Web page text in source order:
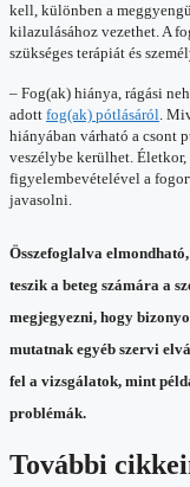
kell, különben a
kilazulásához vezethet. A
szükséges terápiát és
– Fog(ak) hiánya, rágási
adott fog(ak) pótlásáról.
hiányában várható a csont
veszélybe kerülhet.
figyelembevételével a
javasolni.
Összefoglalva
teszik a beteg számára a
megjegyezni, hogy
mutatnak egyéb szervi
fel a vizsgálatok, mint
problémák.
További